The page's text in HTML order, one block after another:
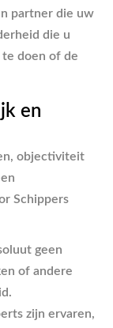
partner die uw
die u
doen of de
en
objectiviteit
Schippers
geen
of andere
zijn ervaren,